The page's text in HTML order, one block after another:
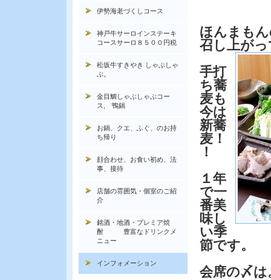
ほんまも
召し上が
手打
ち蕎
麦も
今は
新蕎
麦！
！
１年
で一
番美
味し
い季
節です。
会席の〆は
伊勢海老づくしコース
神戸牛サーロインステーキ
コースサーロ８５００円税
松坂牛すきやき しゃぶしゃ
ぶ。
金目鯛しゃぶしゃぶコー
ス, 鴨鍋
お鍋、クエ、ふぐ、のお持
ち帰り
顔合わせ、お食い初め、法
事、接待
店舗の雰囲気・個室のご紹
介
銘酒・地酒・プレミア焼
酎 豊富なドリンクメ
ニュー
インフォメーション